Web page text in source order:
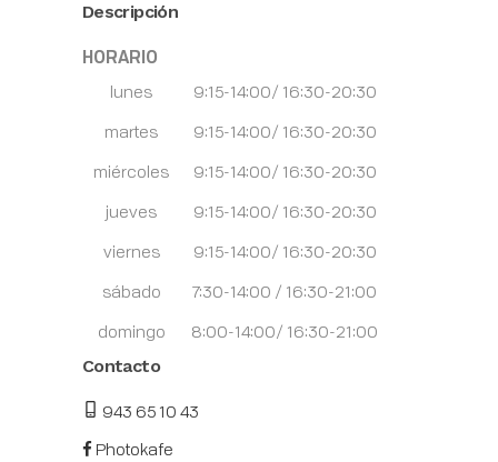
Descripción
HORARIO
lunes
9:15-14:00/ 16:30-20:30
martes
9:15-14:00/ 16:30-20:30
miércoles
9:15-14:00/ 16:30-20:30
jueves
9:15-14:00/ 16:30-20:30
viernes
9:15-14:00/ 16:30-20:30
sábado
7:30-14:00 / 16:30-21:00
domingo
8:00-14:00/ 16:30-21:00
Contacto
943 65 10 43
Photokafe